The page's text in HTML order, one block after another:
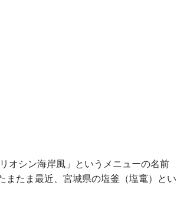
オシン海岸風」というメニューの名前
またま最近、宮城県の塩釜（塩竃）とい